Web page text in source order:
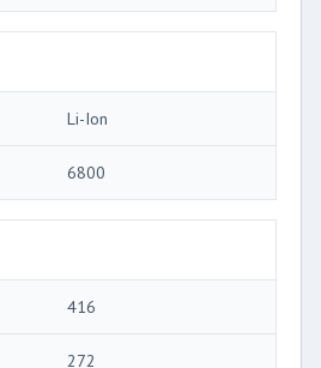
Li-Ion
6800
416
272